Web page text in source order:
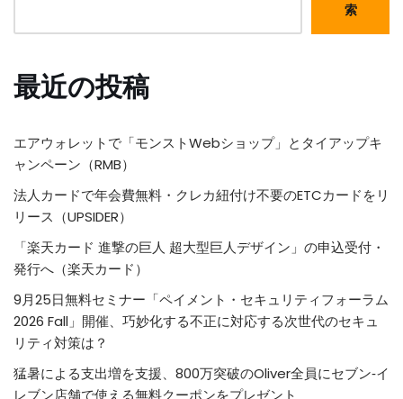
索
最近の投稿
エアウォレットで「モンストWebショップ」とタイアップキ
ャンペーン（RMB）
法人カードで年会費無料・クレカ紐付け不要のETCカードをリ
リース（UPSIDER）
「楽天カード 進撃の巨人 超大型巨人デザイン」の申込受付・
発行へ（楽天カード）
9月25日無料セミナー「ペイメント・セキュリティフォーラム
2026 Fall」開催、巧妙化する不正に対応する次世代のセキュ
リティ対策は？
猛暑による支出増を支援、800万突破のOliver全員にセブン‐イ
レブン店舗で使える無料クーポンをプレゼント